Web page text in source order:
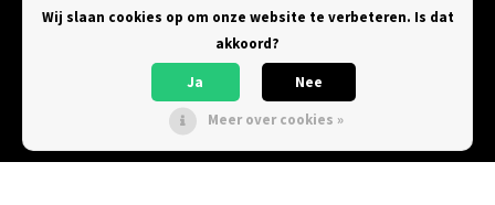
Categorieen
© Copyright 2026 House of Furniture
Wij slaan cookies op om onze website te verbeteren. Is dat
akkoord?
Ja Nee
Meer over cookies »